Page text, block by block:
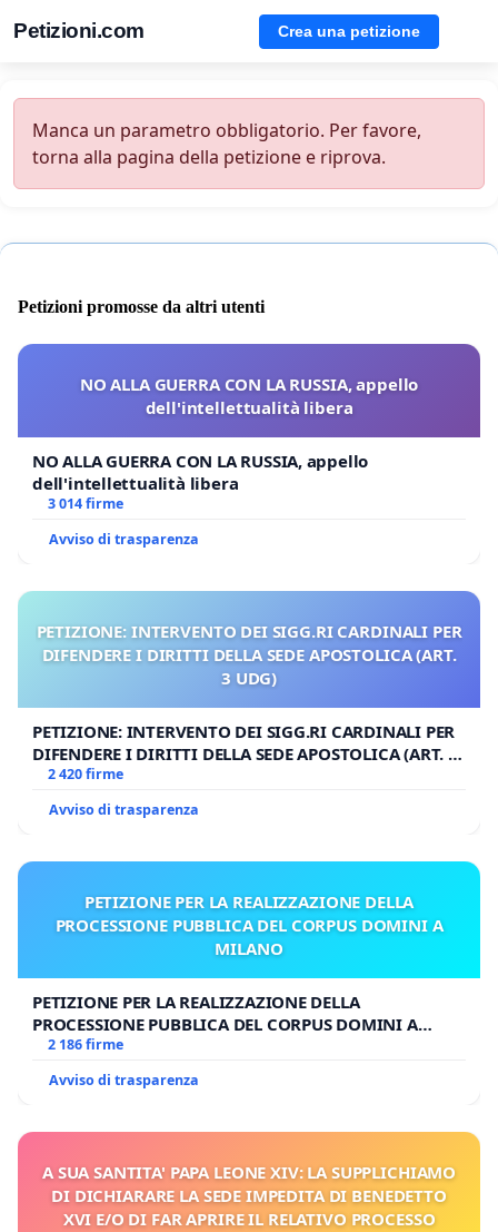
Petizioni.com Crea una petizione
Manca un parametro obbligatorio. Per favore,
torna alla pagina della petizione e riprova.
Petizioni promosse da altri utenti
NO ALLA GUERRA CON LA RUSSIA, appello
dell'intellettualità libera
NO ALLA GUERRA CON LA RUSSIA, appello
dell'intellettualità libera
3 014 firme
Avviso di trasparenza
PETIZIONE: INTERVENTO DEI SIGG.RI CARDINALI PER
DIFENDERE I DIRITTI DELLA SEDE APOSTOLICA (ART.
3 UDG)
PETIZIONE: INTERVENTO DEI SIGG.RI CARDINALI PER
DIFENDERE I DIRITTI DELLA SEDE APOSTOLICA (ART. 3
UDG)
2 420 firme
Avviso di trasparenza
PETIZIONE PER LA REALIZZAZIONE DELLA
PROCESSIONE PUBBLICA DEL CORPUS DOMINI A
MILANO
PETIZIONE PER LA REALIZZAZIONE DELLA
PROCESSIONE PUBBLICA DEL CORPUS DOMINI A
MILANO
2 186 firme
Avviso di trasparenza
A SUA SANTITA' PAPA LEONE XIV: LA SUPPLICHIAMO
DI DICHIARARE LA SEDE IMPEDITA DI BENEDETTO
XVI E/O DI FAR APRIRE IL RELATIVO PROCESSO